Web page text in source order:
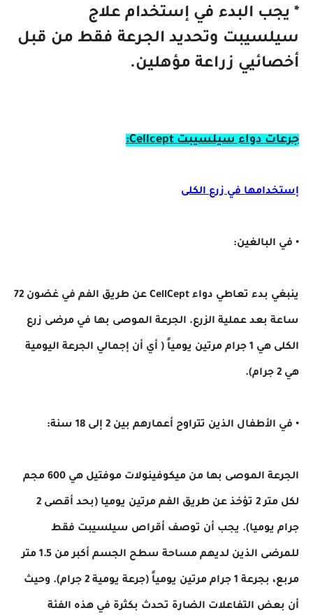
* يجب البدء في إستخدام علاج
سيلسيبت وتحديد الجرعة فقط من قبل
أخصائيي زراعة مؤهلين.
جرعات دواء سيلسيبت Cellcept:
إستخدامها في زرع الكلى
• في البالغين:
ينبغي بدء تعاطي دواء CellCept عن طريق الفم في غضون 72
ساعة بعد عملية الزرع. الجرعة الموصى بها في مرضى زرع
الكلى هي 1 جرام مرتين يومياً ( أي أن إجمالي الجرعة اليومية
هي 2 جرام).
• في الأطفال الذين تتراوح أعمارهم بين 2 إلى 18 سنة:
الجرعة الموصى بها من ميكوفينولات موفتيل هي 600 مجم
لكل متر 2 تؤخذ عن طريق الفم مرتين يوميا (بحد أقصى 2
جرام يوميا). يجب أن توصف أقراص سيلسيبت فقط
للمرضى الذين لديهم مساحة سطح الجسم أكبر من 1.5 متر
مربع، بجرعة 1 جرام مرتين يومياً (جرعة يومية 2 جرام). وحيث
أن بعض التفاعلات الضارة تحدث بكثرة في هذه الفئة